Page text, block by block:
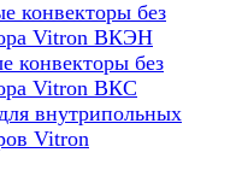
конвекторы без
Vitron ВКЭН
конвекторы без
Vitron ВКС
внутрипольных
Vitron